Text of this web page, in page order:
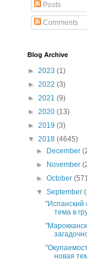
Posts
Comments
Blog Archive
► 2023 (1)
► 2022 (3)
► 2021 (9)
► 2020 (13)
► 2019 (3)
▼ 2018 (4645)
►
December
►
November
►October
▼September
"Испанский
тема в
новая